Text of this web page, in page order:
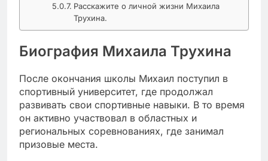
Расскажите о личной жизни Михаила
Трухина.
Биография Михаила Трухина
После окончания школы Михаил поступил в
спортивный университет, где продолжал
развивать свои спортивные навыки. В то время
он активно участвовал в областных и
региональных соревнованиях, где занимал
призовые места.